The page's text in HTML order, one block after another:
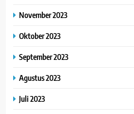
November 2023
Oktober 2023
September 2023
Agustus 2023
Juli 2023